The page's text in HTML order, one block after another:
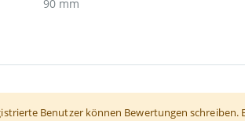
90 mm
Benutzer können Bewertungen schreiben.